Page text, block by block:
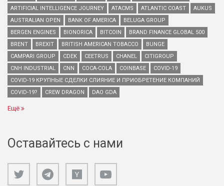
ARTIFICIAL INTELLIGENCE JOURNEY
ATACMS ATLANTIC COAST
AUKUS
AUSTRALIAN OPEN
BANK OF AMERICA
BELUGA GROUP
BERGEN ENGINES
BIONORICA BITCOIN
BRAND FINANCE GLOBAL 500
BRENT
BREXIT BRITISH AMERICAN TOBACCO
BUNGE
CAMPARI GROUP
CDEK CEETRUS CHANEL
CITIGROUP
CNH INDUSTRIAL
CNN COCA-COLA COINBASE
COVID-19
COVID-19 КРУПНЫЕ СДЕЛКИ СЛИЯНИЕ И ПРИОБРЕТЕНИЕ КОМПАНИЙ
COVID-19?
CREW DRAGON DAO GDA
Ещё
Оставайтесь с нами